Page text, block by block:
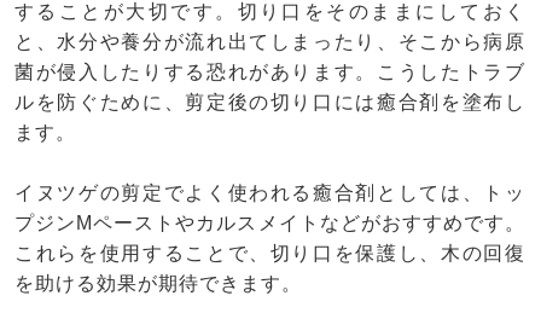
することが大切です。切り口をそのままにしておく
と、水分や養分が流れ出てしまったり、そこから病原
菌が侵入したりする恐れがあります。こうしたトラブ
ルを防ぐために、剪定後の切り口には癒合剤を塗布し
ます。
イヌツゲの剪定でよく使われる癒合剤としては、トッ
プジンMペーストやカルスメイトなどがおすすめです。
これらを使用することで、切り口を保護し、木の回復
を助ける効果が期待できます。